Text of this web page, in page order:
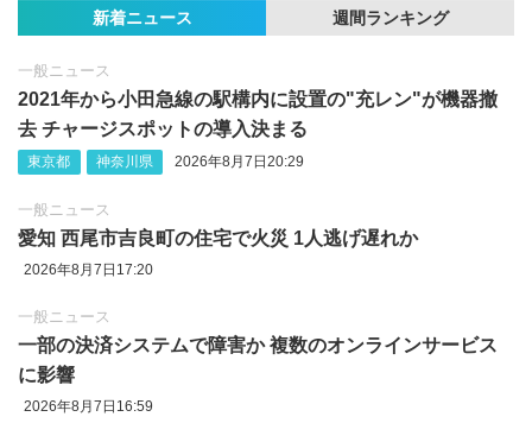
新着ニュース 週間ランキング
一般ニュース
2021年から小田急線の駅構内に設置の"充レン"が機器撤
去 チャージスポットの導入決まる
東京都 神奈川県 2026年8月7日20:29
一般ニュース
愛知 西尾市吉良町の住宅で火災 1人逃げ遅れか
2026年8月7日17:20
一般ニュース
一部の決済システムで障害か 複数のオンラインサービス
に影響
2026年8月7日16:59